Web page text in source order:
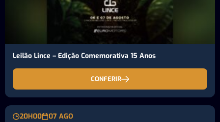
Leilão Lince – Edição Comemorativa 15 Anos
CONFERIR
20H00 07 AGO